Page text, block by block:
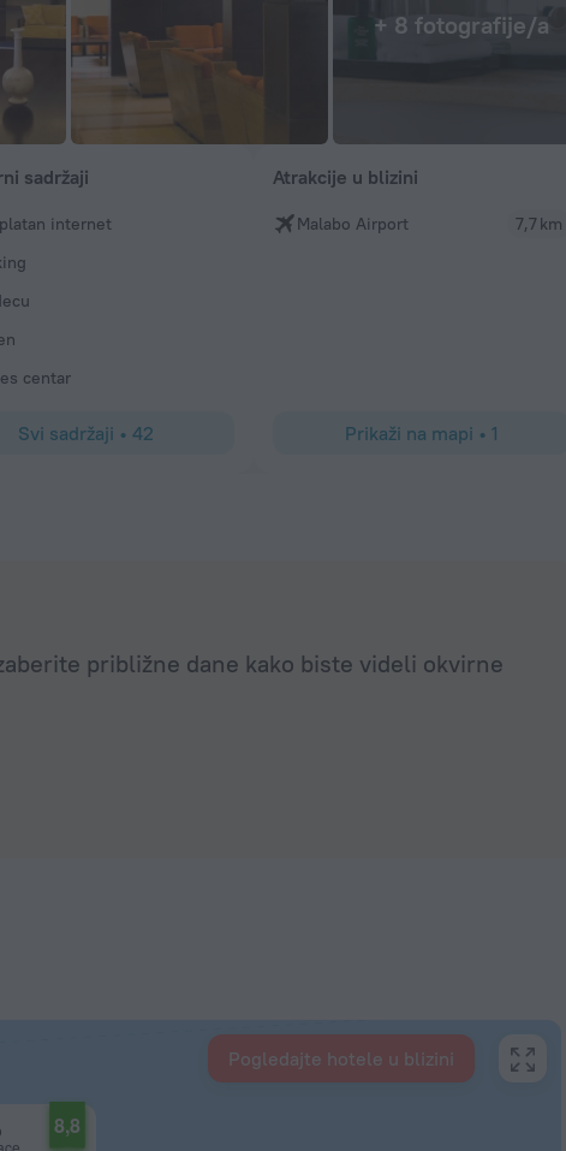
+ 8 fotografije/a
sadržaji
internet
centar
Svi sadržaji • 42
Atrakcije u blizini
Malabo Airport 7,7 km
Prikaži na mapi • 1
približne dane kako biste videli okvirne
8,8
Pogledajte hotele u blizini